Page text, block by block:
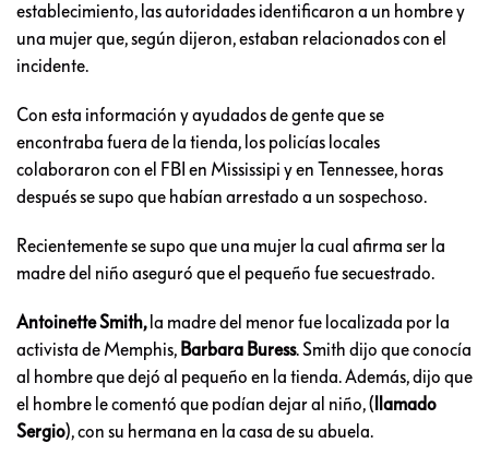
establecimiento, las autoridades identificaron a un hombre y
una mujer que, según dijeron, estaban relacionados con el
incidente.
Con esta información y ayudados de gente que se
encontraba fuera de la tienda, los policías locales
colaboraron con el FBI en Mississipi y en Tennessee, horas
después se supo que habían arrestado a un sospechoso.
Recientemente se supo que una mujer la cual afirma ser la
madre del niño aseguró que el pequeño fue secuestrado.
Antoinette Smith,la madre del menor fue localizada por la
activista de Memphis, Barbara Buress. Smith dijo que conocía
al hombre que dejó al pequeño en la tienda. Además, dijo que
el hombre le comentó que podían dejar al niño, ( llamado
Sergio), con su hermana en la casa de su abuela.